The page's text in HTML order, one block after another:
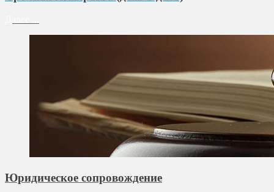
Юридическое сопровождение